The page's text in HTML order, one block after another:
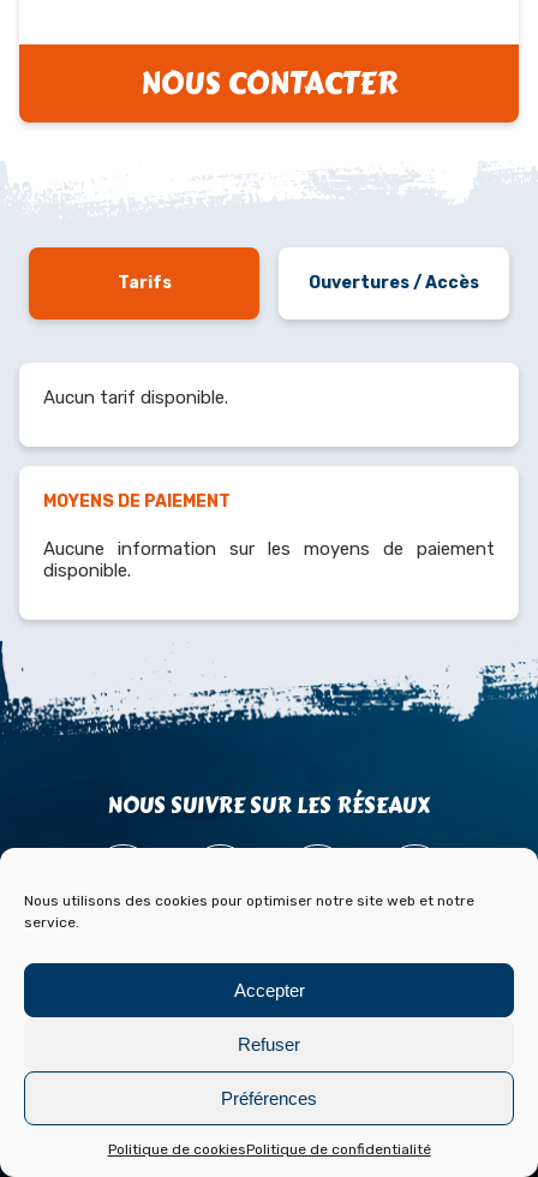
Nous utilisons des cookies pour optimiser notre site web et notre
service.
Accepter
Refuser
Préférences
Politique de cookiesPolitique de confidentialité
NOUS CONTACTER
Tarifs Ouvertures / Accès
Aucun tarif disponible.
MOYENS DE PAIEMENT
Aucune information sur les moyens de paiement
disponible.
NOUS SUIVRE SUR LES RÉSEAUX
CONTACT
PARTENAIRES
PRESSE & MÉDIAS
BLOG HISTOIRE ET ARCHIVES DE FONT ROMEU
Mentions légales
Politique de cookies
Réalisation :Laetimprove